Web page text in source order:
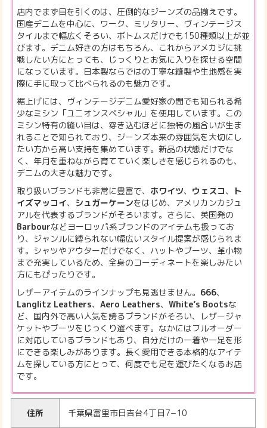
店内でまず目を引くのは、圧倒的なジーンズの品揃えです。
国産デニムを中心に、ワーク、ミリタリー、ヴィンテージス
タイルまで幅広くそろい、ボトムスだけでも150種類以上が並
びます。デニム好きの方はもちろん、これからアメカジに挑
戦したい方にとっても、じっくりとお気に入りを探せる空間
になっています。日本製ならではの丁寧な縫製や生地感を実
際に手に取って比べられるのも魅力です。
裾上げには、ヴィンテージデニム愛好家の間でも知られる希
少なミシン「ユニオンスペシャル」を使用しています。この
ミシン特有の縫い目は、穿き込むほどに独特の風合いが生ま
れることで知られており、ジーンズ本来の雰囲気を大切にし
たい方から高い支持を集めています。新品の状態だけでな
く、年月を重ねながら育てていく楽しさを感じられるのも、
デニムの大きな魅力です。
取り扱いブランドも非常に豊富で、 ホワイツ、 ウェスコ、
ト
イズマッコイ、 シュガーケーンをはじめ、アメリカンカジュ
アルを代表するブランドがそろいます。さらに、英国発の
Barbourなどヨーロッパ系ブランドのアイテムも扱ってお
り、ジャンルに縛られない幅広いスタイル提案が感じられま
す。シャツやアウターだけでなく、ハットやブーツ、革小物
まで充実しているため、全身のコーディネートを楽しみたい
方にもぴったりです。
レザーアイテムのラインナップも見逃せません。 666、
Langlitz Leathers、Aero Leathers、White’s Bootsな
ど、国内外で高い人気を誇るブランドがそろい、レザージャ
ケットやブーツをじっくり選べます。なかにはフルオーダー
に対応しているブランドもあり、自分だけの一着や一足を形
にできる楽しみがあります。長く愛用できる本格的なアイテ
ムを探している方にとって、何度でも足を運びたくなるお店
です。
住所 千葉県富里市日吉台4丁目7−10